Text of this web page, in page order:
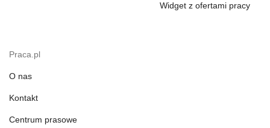
Widget z ofertami pracy
Praca.pl
O nas
Kontakt
Centrum prasowe